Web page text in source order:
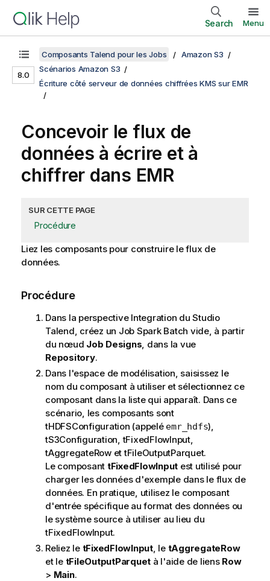
Search Menu
8.0
Composants Talend pour les Jobs
Amazon S3
Scénarios Amazon S3
Écriture côté serveur de données chiffrées KMS sur EMR
Concevoir le flux de
données à écrire et à
chiffrer dans EMR
SUR CETTE PAGE
Procédure
Liez les composants pour construire le flux de
données.
Procédure
Dans la perspective Integration duStudio
Talend, créez un Job Spark Batch vide, à partir
du nœud Job Designs, dans la vue
Repository.
Dans l'espace de modélisation, saisissez le
nom du composant à utiliser et sélectionnez ce
composant dans la liste qui apparaît. Dans ce
scénario, les composants sont
tHDFSConfiguration (appelé emr_hdfs),
tS3Configuration,tFixedFlowInput,
tAggregateRowettFileOutputParquet.
Le composant tFixedFlowInput est utilisé pour
charger les données d'exemple dans le flux de
données. En pratique, utilisez le composant
d'entrée spécifique au format des données ou
le système source à utiliser au lieu du
tFixedFlowInput.
Reliez le tFixedFlowInput, le tAggregateRow
et le tFileOutputParquet à l'aide de liens Row
> Main.